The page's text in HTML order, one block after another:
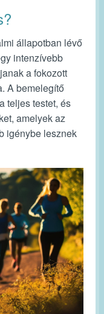
állapotban lévő
intenzívebb
a fokozott
A bemelegítő
teljes testet, és
amelyek az
igénybe lesznek